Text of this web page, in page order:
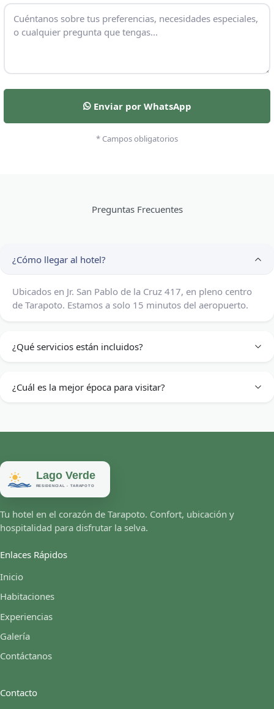
Enviar por WhatsApp
* Campos obligatorios
Preguntas Frecuentes
¿Cómo llegar al hotel?
Ubicados en Jr. San Pablo de la Cruz 417, en pleno centro
de Tarapoto. Estamos a solo 15 minutos del aeropuerto.
¿Qué servicios están incluidos?
¿Cuál es la mejor época para visitar?
Tu hotel en el corazón de Tarapoto. Confort, ubicación y
hospitalidad para disfrutar la selva.
Enlaces Rápidos
Inicio
Habitaciones
Experiencias
Galería
Contáctanos
Contacto